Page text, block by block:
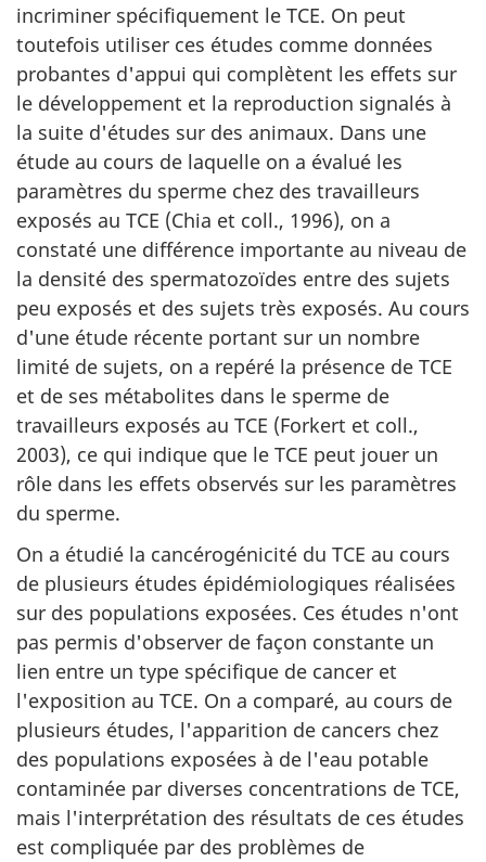
incriminer spécifiquement le TCE. On peut
toutefois utiliser ces études comme données
probantes d'appui qui complètent les effets sur
le développement et la reproduction signalés à
la suite d'études sur des animaux. Dans une
étude au cours de laquelle on a évalué les
paramètres du sperme chez des travailleurs
exposés au TCE (Chia et coll., 1996), on a
constaté une différence importante au niveau de
la densité des spermatozoïdes entre des sujets
peu exposés et des sujets très exposés. Au cours
d'une étude récente portant sur un nombre
limité de sujets, on a repéré la présence de TCE
et de ses métabolites dans le sperme de
travailleurs exposés au TCE (Forkert et coll.,
2003), ce qui indique que le TCE peut jouer un
rôle dans les effets observés sur les paramètres
du sperme.
On a étudié la cancérogénicité du TCE au cours
de plusieurs études épidémiologiques réalisées
sur des populations exposées. Ces études n'ont
pas permis d'observer de façon constante un
lien entre un type spécifique de cancer et
l'exposition au TCE. On a comparé, au cours de
plusieurs études, l'apparition de cancers chez
des populations exposées à de l'eau potable
contaminée par diverses concentrations de TCE,
mais l'interprétation des résultats de ces études
est compliquée par des problèmes de